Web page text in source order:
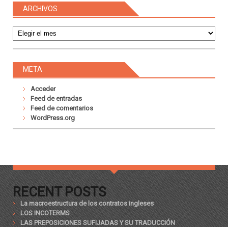
ARCHIVOS
META
Acceder
Feed de entradas
Feed de comentarios
WordPress.org
RECENT POSTS
La macroestructura de los contratos ingleses
LOS INCOTERMS
LAS PREPOSICIONES SUFIJADAS Y SU TRADUCCIÓN